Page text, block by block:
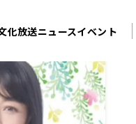
化放送ニュースイベント